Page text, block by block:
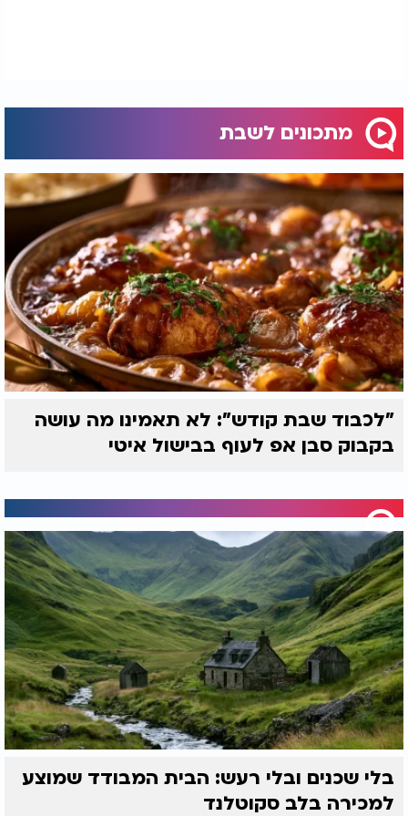
מתכונים לשבת
"לכבוד שבת קודש": לא תאמינו מה עושה
בקבוק סבן אפ לעוף בבישול איטי
בלי שכנים ובלי רעש: הבית המבודד שמוצע
למכירה בלב סקוטלנד